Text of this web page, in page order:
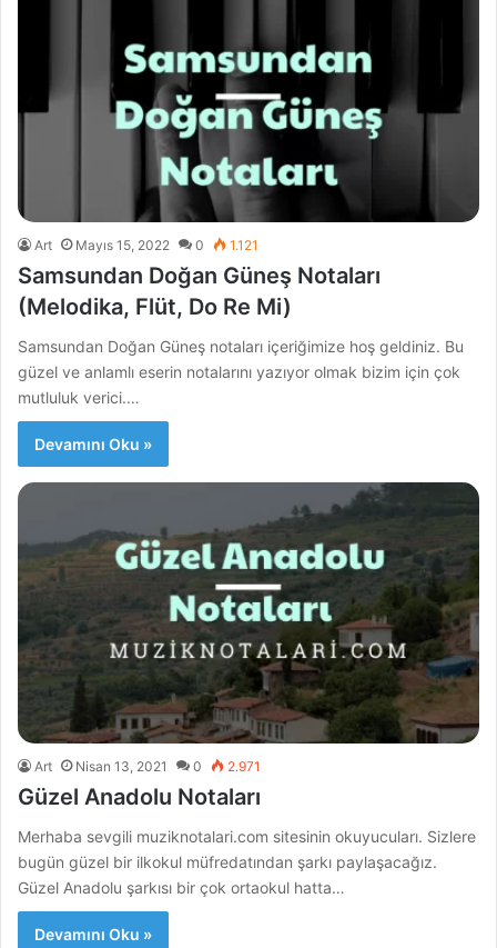
Art Mayıs 15, 2022 0 1.121
Samsundan Doğan Güneş Notaları
(Melodika, Flüt, Do Re Mi)
Samsundan Doğan Güneş notaları içeriğimize hoş geldiniz. Bu
güzel ve anlamlı eserin notalarını yazıyor olmak bizim için çok
mutluluk verici.…
Devamını Oku »
Art Nisan 13, 2021 0 2.971
Güzel Anadolu Notaları
Merhaba sevgili muziknotalari.com sitesinin okuyucuları. Sizlere
bugün güzel bir ilkokul müfredatından şarkı paylaşacağız.
Güzel Anadolu şarkısı bir çok ortaokul hatta…
Devamını Oku »